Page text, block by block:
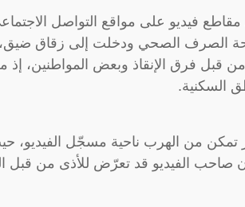
فيديو على مواقع التواصل
الصرف الصحي ودخلت إلى زقاق ضيق،
قبل فرق الإنقاذ وبعض المواطنين، إذ
السكنية.
تمكن من الهرب ناحية مسجّل
صاحب الفيديو قد تعرّض للأذى من قبل